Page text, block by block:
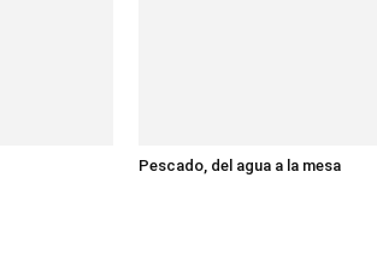
Pescado, del agua a la mesa